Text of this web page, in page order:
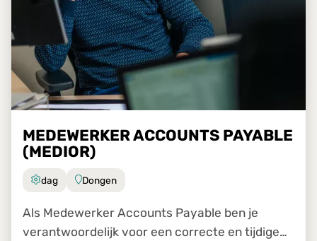
MEDEWERKER ACCOUNTS PAYABLE
(MEDIOR)
dag Dongen
Als Medewerker Accounts Payable ben je
verantwoordelijk voor een correcte en tijdige